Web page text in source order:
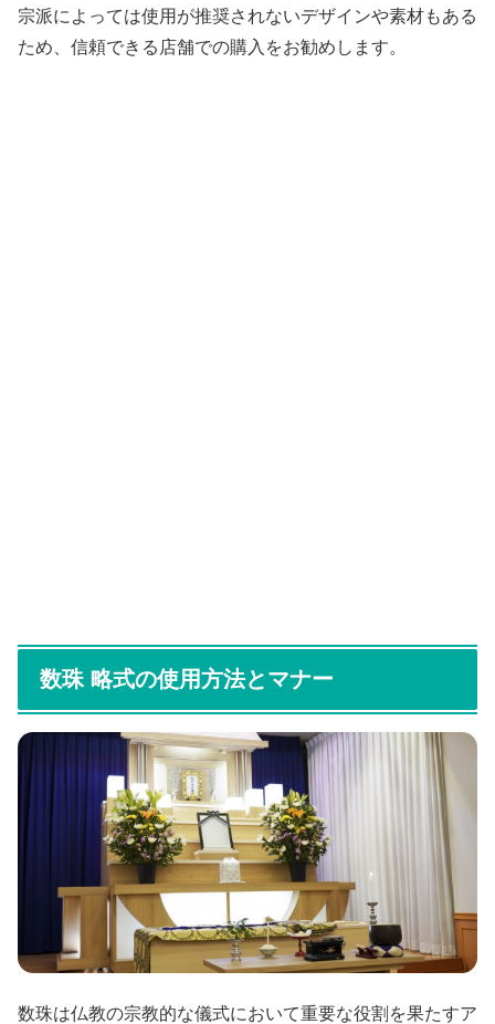
宗派によっては使用が推奨されないデザインや素材もある
ため、信頼できる店舗での購入をお勧めします。
数珠 略式の使用方法とマナー
数珠は仏教の宗教的な儀式において重要な役割を果たすア